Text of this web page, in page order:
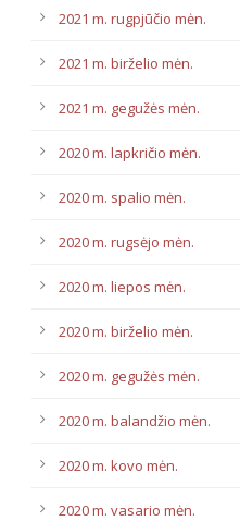
2021 m. rugpjūčio mėn.
2021 m. birželio mėn.
2021 m. gegužės mėn.
2020 m. lapkričio mėn.
2020 m. spalio mėn.
2020 m. rugsėjo mėn.
2020 m. liepos mėn.
2020 m. birželio mėn.
2020 m. gegužės mėn.
2020 m. balandžio mėn.
2020 m. kovo mėn.
2020 m. vasario mėn.